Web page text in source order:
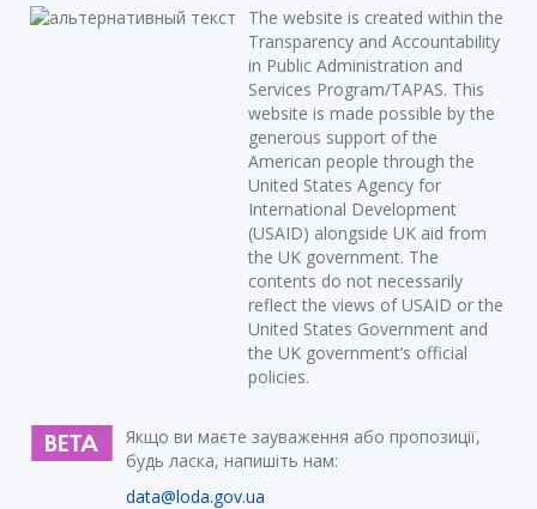
The website is created within the
Transparency and Accountability
in Public Administration and
Services Program/TAPAS. This
website is made possible by the
generous support of the
American people through the
United States Agency for
International Development
(USAID) alongside UK aid from
the UK government. The
contents do not necessarily
reflect the views of USAID or the
United States Government and
the UK government’s official
policies.
Якщо ви маєте зауваження або пропозиції,
будь ласка, напишіть нам:
data@loda.gov.ua